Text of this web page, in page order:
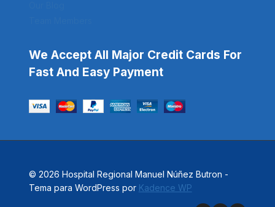
We Accept All Major Credit Cards For
Fast And Easy Payment
© 2026 Hospital Regional Manuel Núñez Butron -
Tema para WordPress por Kadence WP